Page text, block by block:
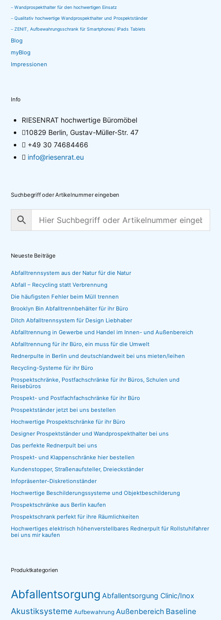
Wandprospekthalter für den hochwertigen Einsatz
Qualitativ hochwertige Wandprospekthalter und Prospektständer
ZENIT, Aufbewahrungsschrank für Smartphones/ IPads Tablets
Blog
myBlog
Impressionen
Info
RIESENRAT hochwertige Büromöbel
10829 Berlin, Gustav-Müller-Str. 47
+49 30 74684466
info@riesenrat.eu
Suchbegriff oder Artikelnummer eingeben
Neueste Beiträge
Abfalltrennsystem aus der Natur für die Natur
Abfall – Recycling statt Verbrennung
Die häufigsten Fehler beim Müll trennen
Brooklyn Bin Abfalltrennbehälter für ihr Büro
Ditch Abfalltrennsystem für Design Liebhaber
Abfalltrennung in Gewerbe und Handel im Innen- und Außenbereich
Abfalltrennung für ihr Büro, ein muss für die Umwelt
Rednerpulte in Berlin und deutschlandweit bei uns mieten/leihen
Recycling-Systeme für ihr Büro
Prospektschränke, Postfachschränke für ihr Büros, Schulen und
Reisebüros
Prospekt- und Postfachfachschränke für ihr Büro
Prospektständer jetzt bei uns bestellen
Hochwertige Prospektschränke für ihr Büro
Designer Prospektständer und Wandprospekthalter bei uns
Das perfekte Rednerpult bei uns
Prospekt- und Klappenschränke hier bestellen
Kundenstopper, Straßenaufsteller, Dreieckständer
Infopräsenter-Diskretionständer
Hochwertige Beschilderungssysteme und Objektbeschilderung
Prospektschränke aus Berlin kaufen
Prospektschrank perfekt für ihre Räumlichkeiten
Hochwertiges elektrisch höhenverstellbares Rednerpult für Rollstuhlfahrer
bei uns mir kaufen
Produktkategorien
Abfallentsorgung Abfallentsorgung Clinic/Inox
Akustiksysteme Aufbewahrung Außenbereich Baseline